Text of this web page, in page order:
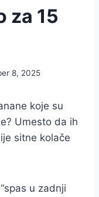
za 15
8, 2025
koje su
Umesto da ih
sitne kolače
u zadnji